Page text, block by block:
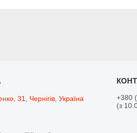
31, Чернігів, Україна +380
(з